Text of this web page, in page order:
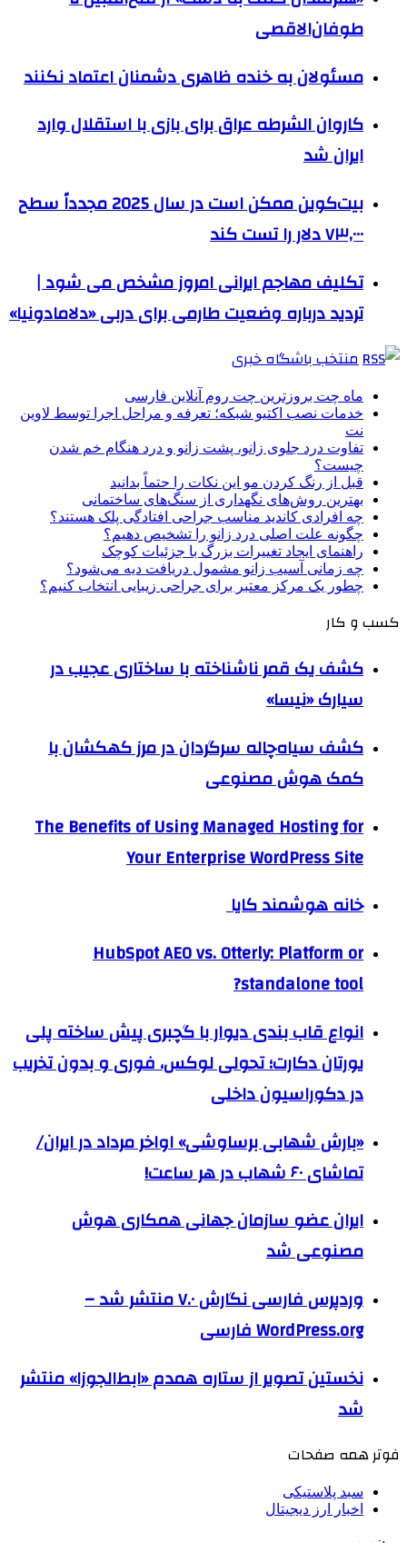
طوفان‌الاقصی
مسئولان به خنده ظاهری دشمنان اعتماد نکنند
کاروان الشرطه عراق برای بازی با استقلال وارد
ایران شد
بیت‌کوین ممکن است در سال 2025 مجدداً سطح
۷۳,۰۰۰ دلار را تست کند
تکلیف مهاجم ایرانی امروز مشخص می شود |
تردید درباره وضعیت طارمی برای دربی «دلامادونیا»
منتخب باشگاه خبری
ماه چت بروزترین چت روم آنلاین فارسی
خدمات نصب اکتیو شبکه؛ تعرفه و مراحل اجرا توسط لاوین
نت
تفاوت درد جلوی زانو، پشت زانو و درد هنگام خم شدن
چیست؟
قبل از رنگ کردن مو این نکات را حتماً بدانید
بهترین روش‌های نگهداری از سنگ‌های ساختمانی
چه افرادی کاندید مناسب جراحی افتادگی پلک هستند؟
چگونه علت اصلی درد زانو را تشخیص دهیم؟
راهنمای ایجاد تغییرات بزرگ با جزئیات کوچک
چه زمانی آسیب زانو مشمول دریافت دیه می‌شود؟
چطور یک مرکز معتبر برای جراحی زیبایی انتخاب کنیم؟
کسب و کار
کشف یک قمر ناشناخته با ساختاری عجیب در
سیارک «نیسا»
کشف سیاه‌چاله سرگردان در مرز کهکشان با
کمک هوش مصنوعی
The Benefits of Using Managed Hosting for
Your Enterprise WordPress Site
خانه هوشمند کایا
HubSpot AEO vs. Otterly: Platform or
standalone tool?
انواع قاب بندی دیوار با گچبری پیش ساخته پلی
یورتان دکارت؛ تحولی لوکس، فوری و بدون تخریب
در دکوراسیون داخلی
«بارش شهابی برساوشی» اواخر مرداد در ایران/
تماشای ۶۰ شهاب در هر ساعت!
ایران عضو سازمان جهانی همکاری هوش
مصنوعی شد
وردپرس فارسی نگارش ۷.۰ منتشر شد –
WordPress.org فارسی
نخستین تصویر از ستاره همدم «ابط‌الجوزا» منتشر
شد
فوتر همه صفحات
سبد پلاستیکی
اخبار ارز دیجیتال